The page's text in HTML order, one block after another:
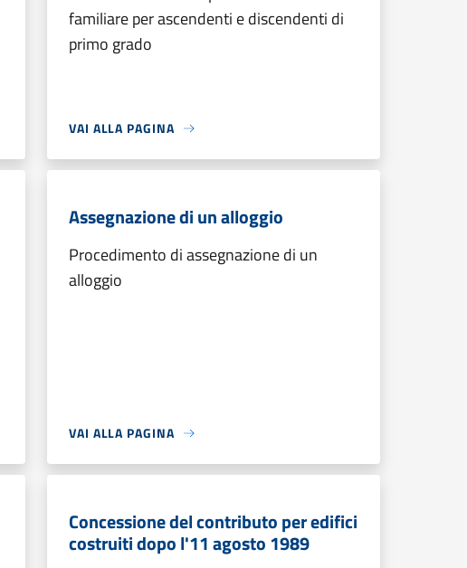
familiare per ascendenti e discendenti di
primo grado
VAI ALLA PAGINA
Assegnazione di un alloggio
Procedimento di assegnazione di un
alloggio
VAI ALLA PAGINA
Concessione del contributo per edifici
costruiti dopo l'11 agosto 1989